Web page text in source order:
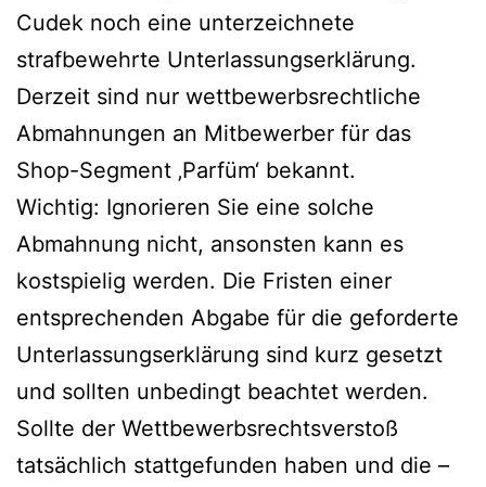
Cudek noch eine unterzeichnete
strafbewehrte Unterlassungserklärung.
Derzeit sind nur wettbewerbsrechtliche
Abmahnungen an Mitbewerber für das
Shop-Segment ‚Parfüm‘ bekannt.
Wichtig: Ignorieren Sie eine solche
Abmahnung nicht, ansonsten kann es
kostspielig werden. Die Fristen einer
entsprechenden Abgabe für die geforderte
Unterlassungserklärung sind kurz gesetzt
und sollten unbedingt beachtet werden.
Sollte der Wettbewerbsrechtsverstoß
tatsächlich stattgefunden haben und die –